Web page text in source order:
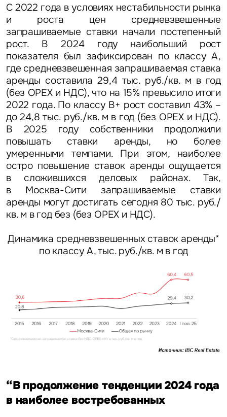
С 2022 года в условиях нестабильности рынка
и роста цен средневзвешенные
запрашиваемые ставки начали постепенный
рост. В 2024 году наибольший рост
показателя был зафиксирован по классу А,
где средневзвешенная запрашиваемая ставка
аренды составила 29,4 тыс. руб./кв. м в год
(без OPEX и НДС), что на 15% превысило итоги
2022 года. По классу В+ рост составил 43% –
до 24,8 тыс. руб./кв. м в год (без OPEX и НДС).
В 2025 году собственники продолжили
повышать ставки аренды, но более
умеренными темпами. При этом, наиболее
остро повышение ставок аренды ощущается
в сложившихся деловых районах. Так,
в Москва-Сити запрашиваемые ставки
аренды могут достигать сегодня 80 тыс. руб./
кв. м в год без (без OPEX и НДС).
Динамика средневзвешенных ставок аренды*
по классу А, тыс. руб./кв. м в год
“В продолжение тенденции 2024 года
в наиболее востребованных
Это обязательное поле
Отправить
Нажимая на кнопку «Отправить», вы даете свое согласие
на обработку и использование ваших персональных данных
персональных данных